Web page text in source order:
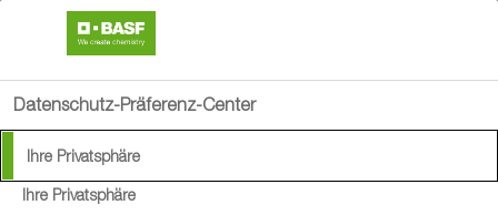
Datenschutz-Präferenz-Center
Ihre Privatsphäre
Ihre Privatsphäre